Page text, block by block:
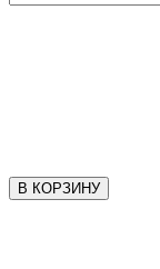
В КОРЗИНУ